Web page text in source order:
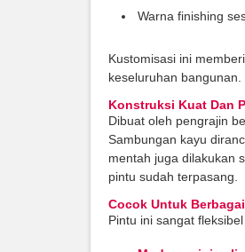
Warna finishing
Kustomisasi ini
keseluruhan bangunan.
Konstruksi Kuat Dan
Dibuat oleh pengrajin
Sambungan kayu
mentah juga dilakukan
pintu sudah terpasang.
Cocok Untuk
Pintu ini sangat